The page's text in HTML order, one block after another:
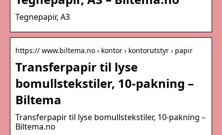
Tegnepapir, A3
https:// www.biltema.no › kontor › kontorutstyr › papir
Transferpapir til lyse
bomullstekstiler, 10-pakning –
Biltema
Transferpapir til lyse bomullstekstiler, 10-pakning –
Biltema.no